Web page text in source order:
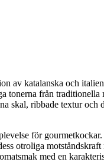
av katalanska och
från
skal, ribbade textur och
för
otroliga
med en